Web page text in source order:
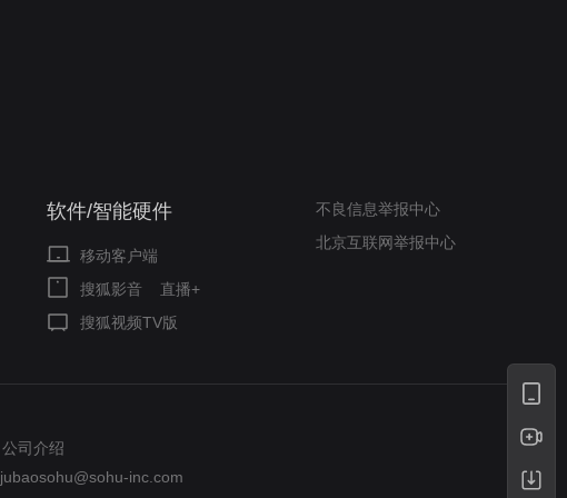
软件/智能硬件
移动客户端
搜狐影音
直播+
搜狐视频TV版
不良信息举报中心
北京互联网举报中心
公司介绍
jubaosohu@sohu-inc.com